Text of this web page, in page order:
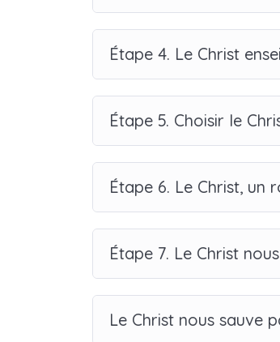
Étape 4. Le Christ
Étape 5. Choisir le
Étape 6. Le Christ, un
Étape 7. Le Christ
Le Christ nous sauve